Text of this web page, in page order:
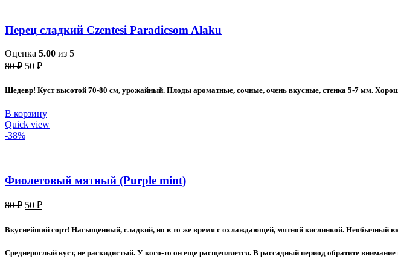
Перец сладкий Czentesi Paradicsom Alaku
Оценка 5.00 из 5
80₽ Первоначальная
составляла
80 ₽.
50 ₽Текущая
50 ₽.
Шедевр! Куст высотой 70-80 см, урожайный. Плоды ароматные, сочные, очень вкусные, стенка 5-7 мм.
В корзину
Quick view
-38%
Фиолетовый мятный (Purple mint)
80₽ Первоначальная
составляла
50 ₽Текущая
50 ₽.
Вкуснейший сорт! Насыщенный, сладкий, но в то же время с охлаждающей, мятной кислинкой. Необычный
Среднерослый куст, не раскидистый. У кого-то он еще расщепляется. В рассадный период обратите